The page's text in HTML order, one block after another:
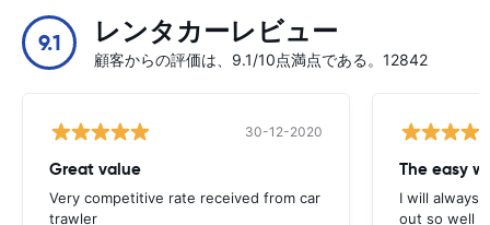
9.1 レンタカーレビュー
顧客からの評価は、9.1/10点満点である。12842
30-12-2020
Great value
Very competitive rate received from car
trawler
I will always
out so well